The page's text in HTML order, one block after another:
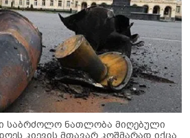
საბრძოლო ნათლობა მიღებული
კიევის მთავარ კოშმარად იქცა